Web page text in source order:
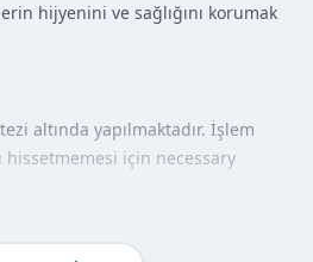
hijyenini ve sağlığını korumak
altında yapılmaktadır. İşlem
hissetmemesi için necessary